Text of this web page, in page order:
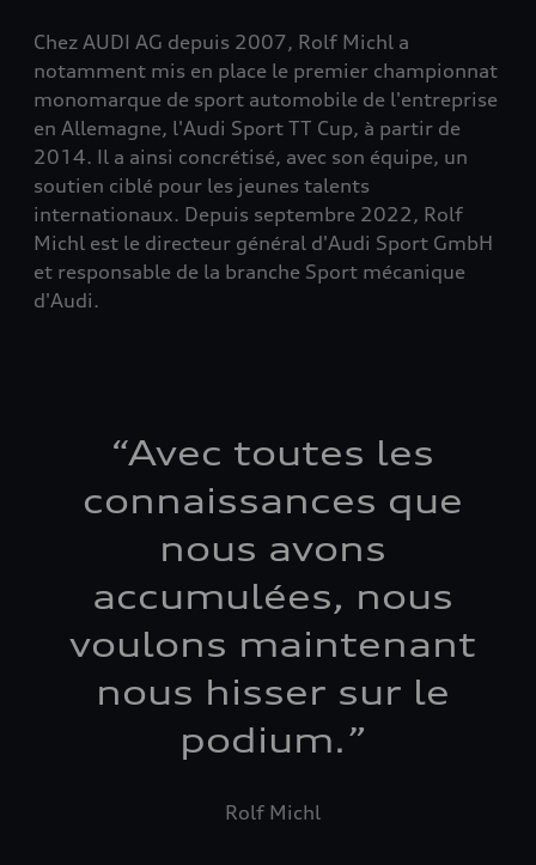
Chez AUDI AG depuis 2007, Rolf Michl a
notamment mis en place le premier championnat
monomarque de sport automobile de l'entreprise
en Allemagne, l'Audi Sport TT Cup, à partir de
2014. Il a ainsi concrétisé, avec son équipe, un
soutien ciblé pour les jeunes talents
internationaux. Depuis septembre 2022, Rolf
Michl est le directeur général d'Audi Sport GmbH
et responsable de la branche Sport mécanique
d'Audi.
“Avec toutes les
connaissances que
nous avons
accumulées, nous
voulons maintenant
nous hisser sur le
podium.”
Rolf Michl